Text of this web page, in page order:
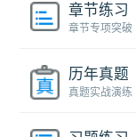
章节练习
章节专项突破
历年真题
真题实战演练